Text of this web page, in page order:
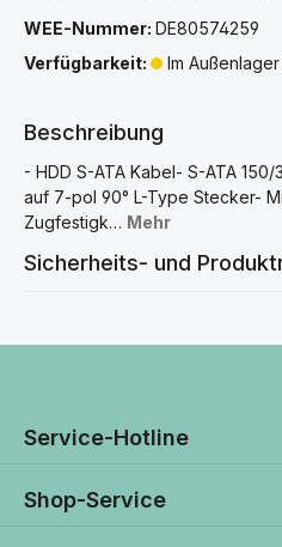
WEE-Nummer: DE80574259
Verfügbarkeit:
Im
Beschreibung
- HDD S-ATA Kabel- S-ATA
auf 7-pol 90° L-Type Stecker-
Zugfestigk… Mehr
Sicherheits- und
Service-Hotline
Shop-Service